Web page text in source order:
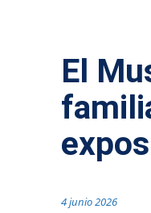
El
4 junio 2026